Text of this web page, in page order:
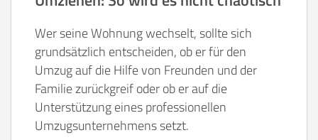
Wer seine Wohnung wechselt, sollte sich
grundsätzlich entscheiden, ob er für den
Umzug auf die Hilfe von Freunden und der
Familie zurückgreif oder ob er auf die
Unterstützung eines professionellen
Umzugsunternehmens setzt.